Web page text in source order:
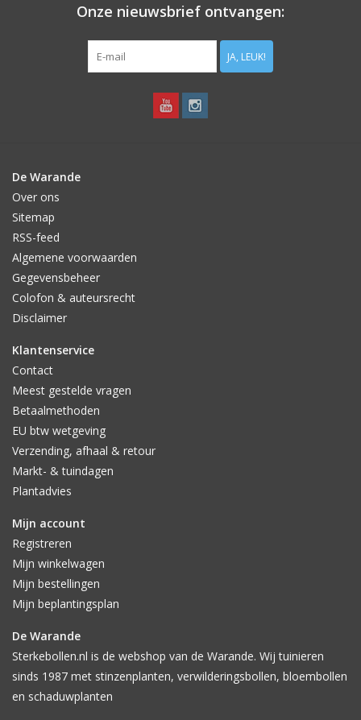
Liriope muscari 'Moneymaker' kan prima solitair of in kleine
er echter meer planten nodig; reken met 16 per m2.
Onze nieuwsbrief ontvangen:
JA, LEUK!
De Warande
Over ons
Sitemap
RSS-feed
Algemene voorwaarden
Gegevensbeheer
Colofon & auteursrecht
Disclaimer
Klantenservice
Contact
Meest gestelde vragen
Betaalmethoden
EU btw wetgeving
Verzending, afhaal & retour
Markt- & tuindagen
Plantadvies
Mijn account
Registreren
Mijn winkelwagen
Mijn bestellingen
Mijn beplantingsplan
De Warande
Sterkebollen.nl is de webshop van de Warande. Wij tuinieren
sinds 1987 met stinzenplanten, verwilderingsbollen, bloembollen
en schaduwplanten